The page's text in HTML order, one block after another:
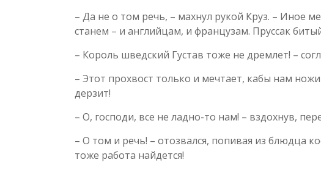
– Да не о том речь, – махнул рукой Круз. – Иное
станем – и английцам, и французам. Пруссак
– Король шведский Густав тоже не дремлет! –
– Этот прохвост только и мечтает, кабы нам
дерзит!
– О, господи, все не ладно-то нам! – вздохнув,
– О том и речь! – отозвался, попивая из блюдца
тоже работа найдется!